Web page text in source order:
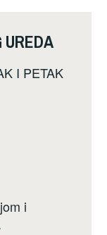
UREDA
I PETAK
i